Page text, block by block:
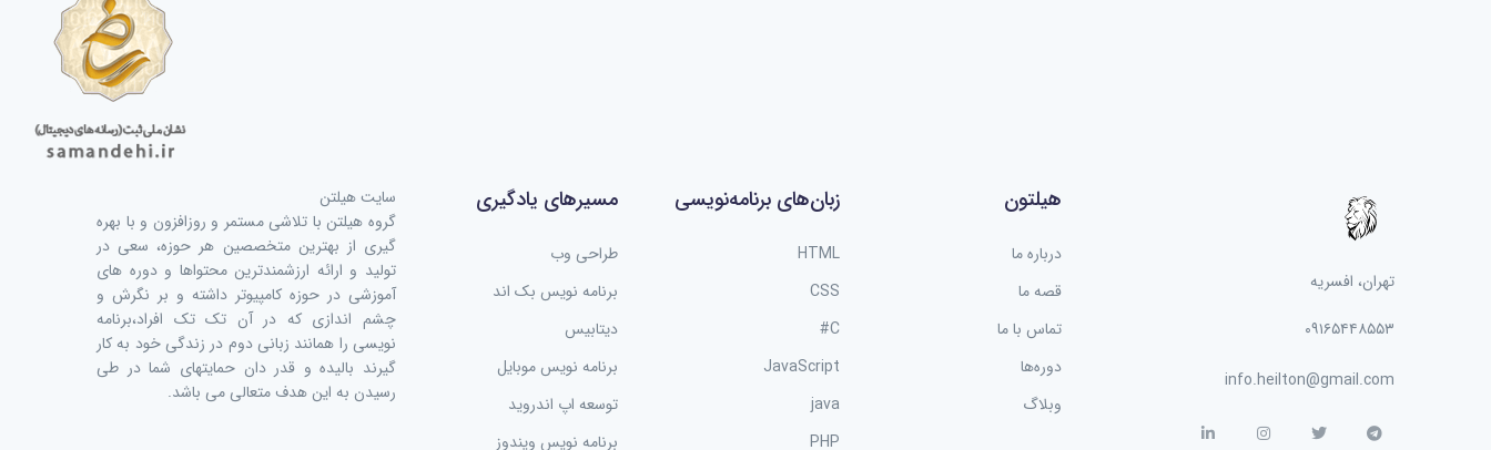
1 دوره 1 دوره 1 دوره
تهران، افسریه
۰۹۱۶۵۴۴۸۵۵۳
info.heilton@gmail.com
هیلتون
درباره ما
قصه ما
تماس با ما
دوره‌ها
وبلاگ
زبان‌های برنامه‌نویسی
HTML
CSS
C#
JavaScript
java
PHP
مسیرهای یادگیری
طراحی وب
برنامه نویس بک اند
دیتابیس
برنامه نویس موبایل
توسعه اپ اندروید
برنامه نویس ویندوز
سایت هیلتن
گروه هیلتن با تلاشی مستمر و روزافزون و با بهره
گیری از بهترین متخصصین هر حوزه، سعی در
تولید و ارائه ارزشمندترین محتواها و دوره های
آموزشی در حوزه کامپیوتر داشته و بر نگرش و
چشم اندازی که در آن تک تک افراد،برنامه
نویسی را همانند زبانی دوم در زندگی خود به کار
گیرند بالیده و قدر دان حمایتهای شما در طی
رسیدن به این هدف متعالی می باشد.